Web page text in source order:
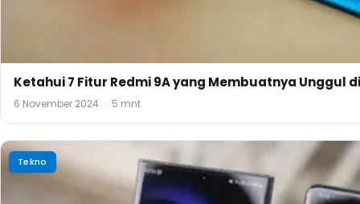
Ketahui 7 Fitur Redmi 9A yang Membuatnya Unggul
6 November 2024 · 5 mnt
Tekno